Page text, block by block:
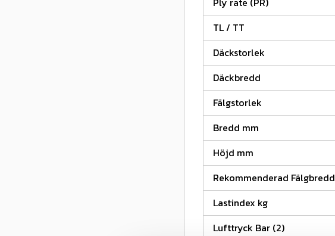
TL / TT
Däckstorlek
Däckbredd
Fälgstorlek
Bredd mm
Höjd mm
Rekommenderad Fälgbredd
Lastindex kg
Lufttryck Bar (2)